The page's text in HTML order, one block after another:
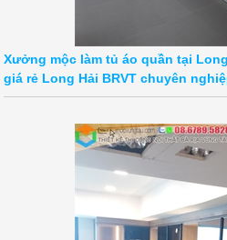
Xưởng mộc làm tủ áo quần tại
giá rẻ Long Hải BRVT chuyên